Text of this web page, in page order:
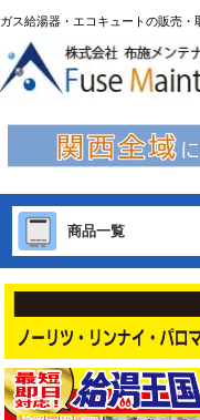
ガス給湯器・エコキュートの販売・
商品一覧